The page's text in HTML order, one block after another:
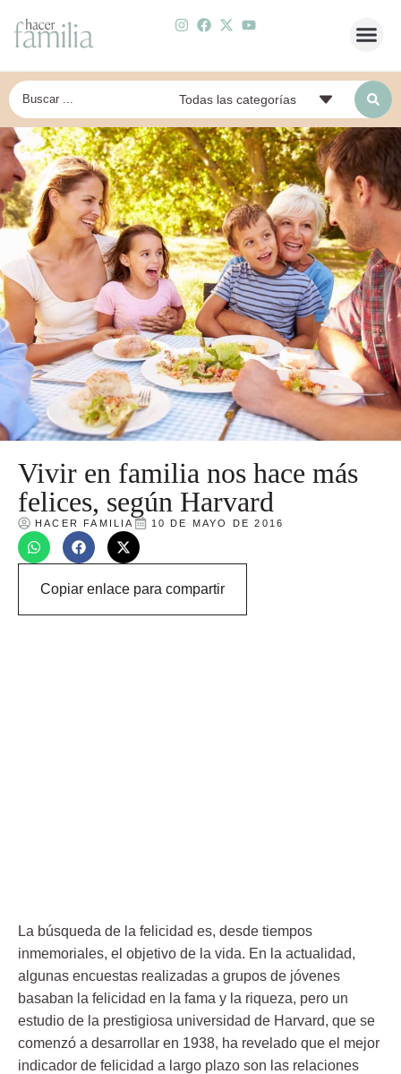
Vivir en familia nos hace más
felices, según Harvard
HACER FAMILIA 10 DE MAYO DE 2016
Copiar enlace para compartir
La búsqueda de la felicidad es, desde tiempos
inmemoriales, el objetivo de la vida. En la actualidad,
algunas encuestas realizadas a grupos de jóvenes
basaban la felicidad en la fama y la riqueza, pero un
estudio de la prestigiosa universidad de Harvard, que se
comenzó a desarrollar en 1938, ha revelado que el mejor
indicador de felicidad a largo plazo son las relaciones